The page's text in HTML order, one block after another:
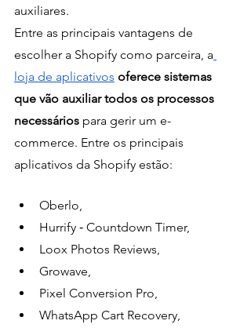
auxiliares.
Entre as principais vantagens de
escolher a Shopify como parceira, a
loja de aplicativos oferece sistemas
que vão auxiliar todos os processos
necessários para gerir um e-
commerce. Entre os principais
aplicativos da Shopify estão:
Oberlo,
Hurrify ‑ Countdown Timer,
Loox Photos Reviews,
Growave,
Pixel Conversion Pro,
WhatsApp Cart Recovery,